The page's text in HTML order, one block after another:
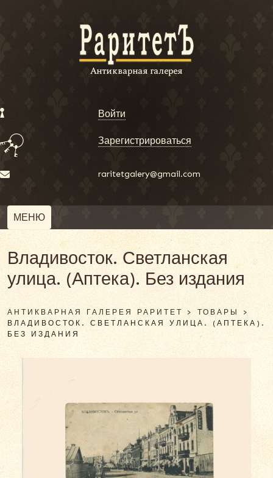
Войти
Зарегистрироваться
raritetgalery@gmail.com
МЕНЮ
Владивосток. Светланская
улица. (Аптека). Без издания
АНТИКВАРНАЯ ГАЛЕРЕЯ РАРИТЕТ > ТОВАРЫ >
ВЛАДИВОСТОК. СВЕТЛАНСКАЯ УЛИЦА. (АПТЕКА).
БЕЗ ИЗДАНИЯ